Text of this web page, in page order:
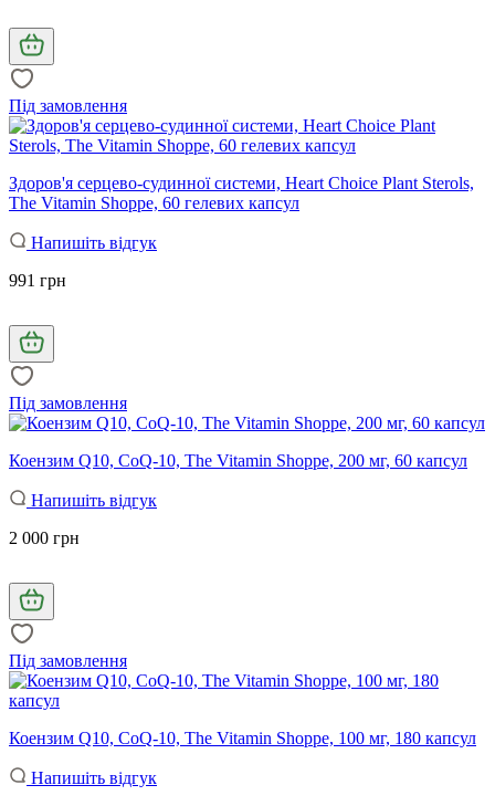
Під замовлення
Здоров'я серцево-судинної системи, Heart Choice Plant Sterols,
The Vitamin Shoppe, 60 гелевих капсул
Напишіть відгук
991 грн
Під замовлення
Коензим Q10, CoQ-10, The Vitamin Shoppe, 200 мг, 60 капсул
Напишіть відгук
2 000 грн
Під замовлення
Коензим Q10, CoQ-10, The Vitamin Shoppe, 100 мг, 180 капсул
Напишіть відгук